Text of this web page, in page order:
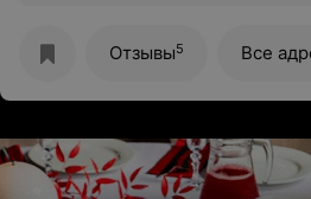
скучаю без Вас, жду в Смоленске,
кто едет в Минск. Удачи. Ваш
Отзывы5 Все